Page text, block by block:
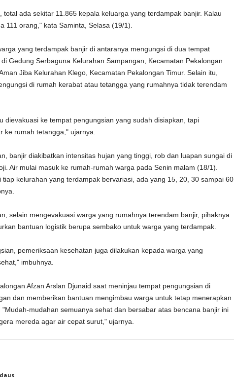
total ada sekitar 11.865 kepala keluarga yang terdampak banjir. Kalau
111 orang," kata Saminta, Selasa (19/1).
yang terdampak banjir di antaranya mengungsi di dua tempat
Gedung Serbaguna Kelurahan Sampangan, Kecamatan Pekalongan
Jiba Kelurahan Klego, Kecamatan Pekalongan Timur. Selain itu,
di rumah kerabat atau tetangga yang rumahnya tidak terendam
dievakuasi ke tempat pengungsian yang sudah disiapkan, tapi
ke rumah tetangga," ujarnya.
banjir diakibatkan intensitas hujan yang tinggi, rob dan luapan sungai di
Air mulai masuk ke rumah-rumah warga pada Senin malam (18/1).
tiap kelurahan yang terdampak bervariasi, ada yang 15, 20, 30 sampai 60
selain mengevakuasi warga yang rumahnya terendam banjir, pihaknya
bantuan logistik berupa sembako untuk warga yang terdampak.
pemeriksaan kesehatan juga dilakukan kepada warga yang
imbuhnya.
Afzan Arslan Djunaid saat meninjau tempat pengungsian di
dan memberikan bantuan mengimbau warga untuk tetap menerapkan
"Mudah-mudahan semuanya sehat dan bersabar atas bencana banjir ini
mereda agar air cepat surut," ujarnya.